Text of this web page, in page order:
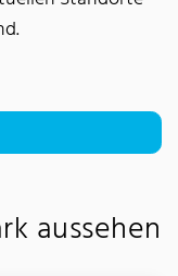
aussehen